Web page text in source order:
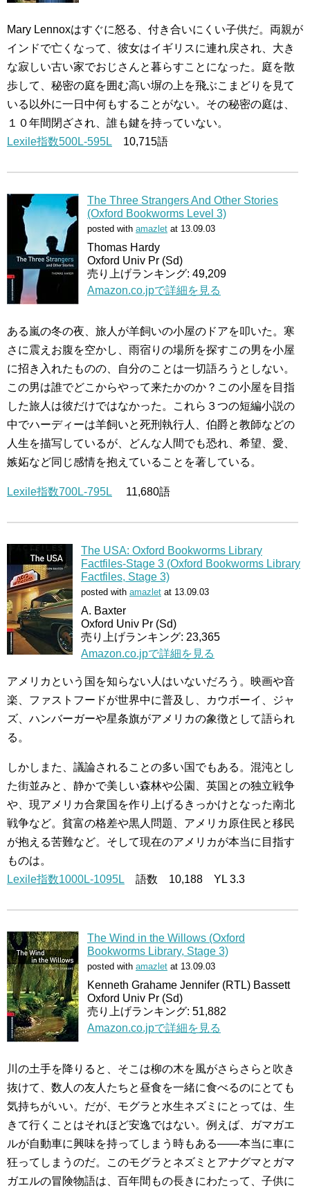
Mary Lennoxはすぐに怒る、付き合いにくい子供だ。両親が
インドで亡くなって、彼女はイギリスに連れ戻され、大き
な寂しい古い家でおじさんと暮らすことになった。庭を散
歩して、秘密の庭を囲む高い塀の上を飛ぶこまどりを見て
いる以外に一日中何もすることがない。その秘密の庭は、
１０年間閉ざされ、誰も鍵を持っていない。
Lexile指数500L-595L 10,715語
The Three Strangers And Other Stories
(Oxford Bookworms Level 3)
posted with amazlet at 13.09.03
Thomas Hardy
Oxford Univ Pr (Sd)
売り上げランキング: 49,209
Amazon.co.jpで詳細を見る
ある嵐の冬の夜、旅人が羊飼いの小屋のドアを叩いた。寒
さに震えお腹を空かし、雨宿りの場所を探すこの男を小屋
に招き入れたものの、自分のことは一切語ろうとしない。
この男は誰でどこからやって来たかのか？この小屋を目指
した旅人は彼だけではなかった。これら３つの短編小説の
中でハーディーは羊飼いと死刑執行人、伯爵と教師などの
人生を描写しているが、どんな人間でも恐れ、希望、愛、
嫉妬など同じ感情を抱えていることを著している。
Lexile指数700L-795L 11,680語
The USA: Oxford Bookworms Library
Factfiles-Stage 3 (Oxford Bookworms Library
Factfiles, Stage 3)
posted with amazlet at 13.09.03
A. Baxter
Oxford Univ Pr (Sd)
売り上げランキング: 23,365
Amazon.co.jpで詳細を見る
アメリカという国を知らない人はいないだろう。映画や音
楽、ファストフードが世界中に普及し、カウボーイ、ジャ
ズ、ハンバーガーや星条旗がアメリカの象徴として語られ
る。
しかしまた、議論されることの多い国でもある。混沌とし
た街並みと、静かで美しい森林や公園、英国との独立戦争
や、現アメリカ合衆国を作り上げるきっかけとなった南北
戦争など。貧富の格差や黒人問題、アメリカ原住民と移民
が抱える苦難など。そして現在のアメリカが本当に目指す
ものは。
Lexile指数1000L-1095L 語数 10,188 YL 3.3
The Wind in the Willows (Oxford
Bookworms Library, Stage 3)
posted with amazlet at 13.09.03
Kenneth Grahame Jennifer (RTL) Bassett
Oxford Univ Pr (Sd)
売り上げランキング: 51,882
Amazon.co.jpで詳細を見る
川の土手を降りると、そこは柳の木を風がさらさらと吹き
抜けて、数人の友人たちと昼食を一緒に食べるのにとても
気持ちがいい。だが、モグラと水生ネズミにとっては、生
きて行くことはそれほど安逸ではない。例えば、ガマガエ
ルが自動車に興味を持ってしまう時もある――本当に車に
狂ってしまうのだ。このモグラとネズミとアナグマとガマ
ガエルの冒険物語は、百年間もの長きにわたって、子供に